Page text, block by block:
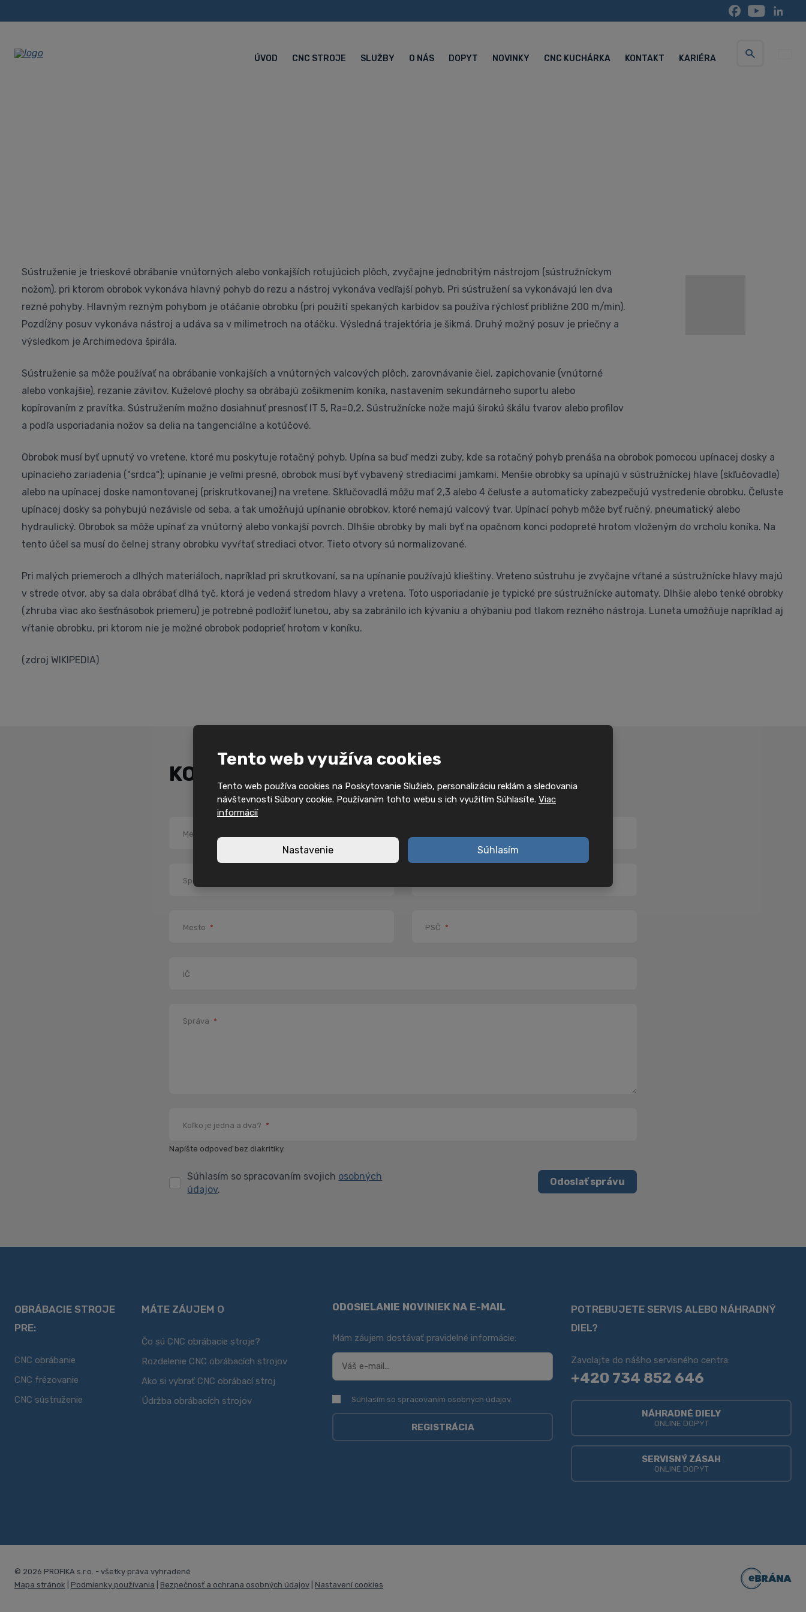
ÚVOD CNC STROJE SLUŽBY O NÁS DOPYT NOVINKY CNC KUCHÁRKA KONTAKT KARIÉRA
Sústruženie je trieskové obrábanie vnútorných alebo vonkajších rotujúcich plôch, zvyčajne jednobritým nástrojom (sústružníckym
nožom), pri ktorom obrobok vykonáva hlavný pohyb do rezu a nástroj vykonáva vedľajší pohyb. Pri sústružení sa vykonávajú len dva
rezné pohyby. Hlavným rezným pohybom je otáčanie obrobku (pri použití spekaných karbidov sa používa rýchlosť približne 200 m/min).
Pozdĺžny posuv vykonáva nástroj a udáva sa v milimetroch na otáčku. Výsledná trajektória je šikmá. Druhý možný posuv je priečny a
výsledkom je Archimedova špirála.
Sústruženie sa môže používať na obrábanie vonkajších a vnútorných valcových plôch, zarovnávanie čiel, zapichovanie (vnútorné
alebo vonkajšie), rezanie závitov. Kuželové plochy sa obrábajú zošikmením koníka, nastavením sekundárneho suportu alebo
kopírovaním z pravítka. Sústružením možno dosiahnuť presnosť IT 5, Ra=0,2. Sústružnícke nože majú širokú škálu tvarov alebo profilov
a podľa usporiadania nožov sa delia na tangenciálne a kotúčové.
Obrobok musí byť upnutý vo vretene, ktoré mu poskytuje rotačný pohyb. Upína sa buď medzi zuby, kde sa rotačný pohyb prenáša na obrobok pomocou upínacej dosky a
upínacieho zariadenia ("srdca"); upínanie je veľmi presné, obrobok musí byť vybavený strediacimi jamkami. Menšie obrobky sa upínajú v sústružníckej hlave (skľučovadle)
alebo na upínacej doske namontovanej (priskrutkovanej) na vretene. Skľučovadlá môžu mať 2,3 alebo 4 čeľuste a automaticky zabezpečujú vystredenie obrobku. Čeľuste
upínacej dosky sa pohybujú nezávisle od seba, a tak umožňujú upínanie obrobkov, ktoré nemajú valcový tvar. Upínací pohyb môže byť ručný, pneumatický alebo
hydraulický. Obrobok sa môže upínať za vnútorný alebo vonkajší povrch. Dlhšie obrobky by mali byť na opačnom konci podopreté hrotom vloženým do vrcholu koníka. Na
tento účel sa musí do čelnej strany obrobku vyvŕtať strediaci otvor. Tieto otvory sú normalizované.
Pri malých priemeroch a dlhých materiáloch, napríklad pri skrutkovaní, sa na upínanie používajú klieštiny. Vreteno sústruhu je zvyčajne vŕtané a sústružnícke hlavy majú
v strede otvor, aby sa dala obrábať dlhá tyč, ktorá je vedená stredom hlavy a vretena. Toto usporiadanie je typické pre sústružnícke automaty. Dlhšie alebo tenké obrobky
(zhruba viac ako šesťnásobok priemeru) je potrebné podložiť lunetou, aby sa zabránilo ich kývaniu a ohýbaniu pod tlakom rezného nástroja. Luneta umožňuje napríklad aj
vŕtanie obrobku, pri ktorom nie je možné obrobok podoprieť hrotom v koníku.
(zdroj WIKIPEDIA)
KONTAKTNÝ FORMULÁR
Meno a priezvisko
Spoločnosť
Mesto * PSČ *
IČ
Správa *
Koľko je jedna a dva? *
Napíšte odpoveď bez diakritiky.
Súhlasím
údajov.
Súhlasím so spracovaním svojich osobných
údajov.
Odoslať správu
OBRÁBACIE STROJE
PRE:
CNC obrábanie
CNC frézovanie
CNC sústruženie
MÁTE ZÁUJEM O
Čo sú CNC obrábacie stroje?
Rozdelenie CNC obrábacích strojov
Ako si vybrať CNC obrábací stroj
Údržba obrábacích strojov
ODOSIELANIE NOVINIEK NA E-MAIL
Mám záujem dostávať pravidelné informácie:
Súhlasím so spracovanímosobných údajov.
Súhlasím so spracovaním osobných údajov.
REGISTRÁCIA
POTREBUJETE SERVIS ALEBO NÁHRADNÝ
DIEL?
Zavolajte do nášho servisného centra:
+420 734 852 646
NÁHRADNÉ DIELY
ONLINE DOPYT
SERVISNÝ ZÁSAH
ONLINE DOPYT
© 2026 PROFIKA s.r.o. - všetky práva vyhradené
Mapa stránok
Podmienky používania Bezpečnosť a ochrana osobných údajov Nastavení cookies
Tento web využíva cookies
Tento web používa cookies na Poskytovanie Služieb, personalizáciu reklám a sledovania
návštevnosti Súbory cookie. Používaním tohto webu s ich využitím Súhlasíte. Viac
informácií
Nastavenie Súhlasím